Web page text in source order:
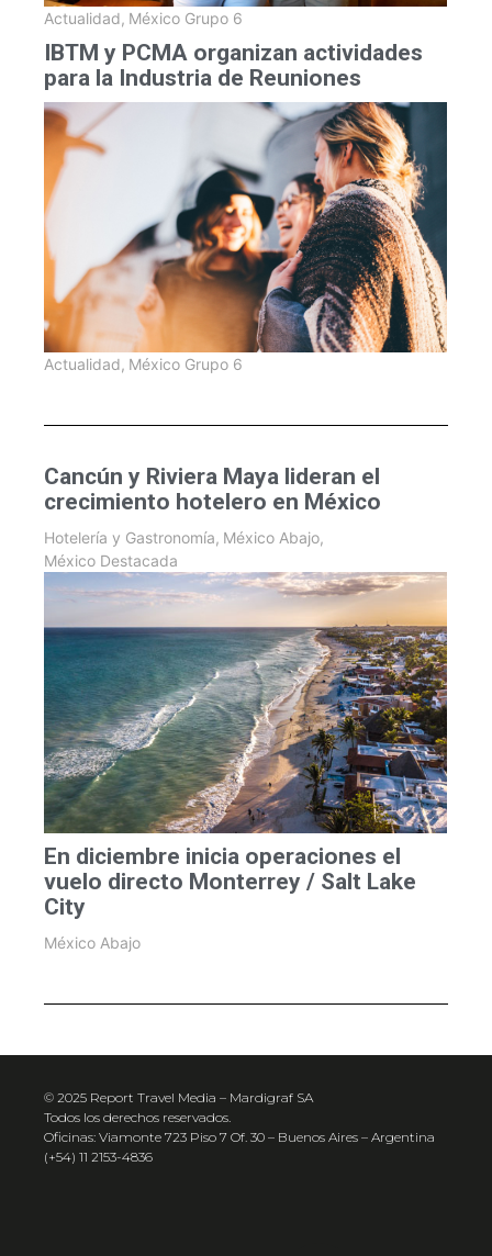
Actualidad, México Grupo 6
IBTM y PCMA organizan actividades
para la Industria de Reuniones
Actualidad, México Grupo 6
Cancún y Riviera Maya lideran el
crecimiento hotelero en México
Hotelería y Gastronomía, México Abajo,
México Destacada
En diciembre inicia operaciones el
vuelo directo Monterrey / Salt Lake
City
México Abajo
© 2025 Report Travel Media – Mardigraf SA
Todos los derechos reservados.
Oficinas: Viamonte 723 Piso 7 Of. 30 – Buenos Aires – Argentina
(+54) 11 2153-4836